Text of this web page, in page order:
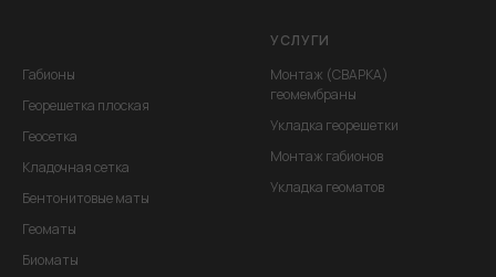
Габионы
Георешетка плоская
Геосетка
Кладочная сетка
Бентонитовые маты
Геоматы
Биоматы
УСЛУГИ
Монтаж (СВАРКА)
геомембраны
Укладка георешетки
Монтаж габионов
Укладка геоматов